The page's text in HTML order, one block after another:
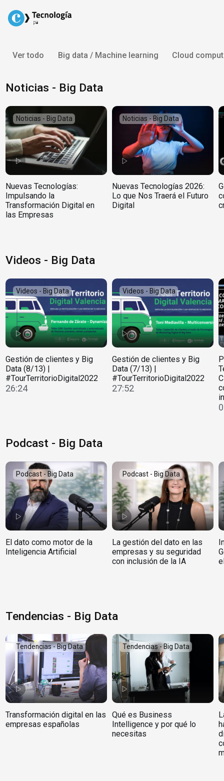
content
Ver todo Big data / Machine learning Cloud
Noticias - Big Data
Noticias - Big Data
Nuevas Tecnologías:
Impulsando la
Transformación Digital en
las Empresas
Noticias - Big Data
Nuevas Tecnologías 2026:
Lo que Nos Traerá el Futuro
Digital
Videos - Big Data
Videos - Big Data
Gestión de clientes y Big
Data (8/13) |
#TourTerritorioDigital2022
26:24
Videos - Big Data
Gestión de clientes y Big
Data (7/13) |
#TourTerritorioDigital2022
27:52
Podcast - Big Data
Podcast - Big Data
El dato como motor de la
Inteligencia Artificial
Podcast - Big Data
La gestión del dato en las
empresas y su seguridad
con inclusión de la IA
Tendencias - Big Data
Tendencias - Big Data
Transformación digital en las
empresas españolas
Tendencias - Big Data
Qué es Business
Intelligence y por qué lo
necesitas